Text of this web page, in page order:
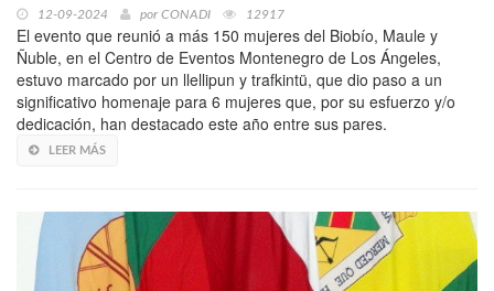
12-09-2024 por CONADI 12917
El evento que reunió a más 150 mujeres del Biobío, Maule y
Ñuble, en el Centro de Eventos Montenegro de Los Ángeles,
estuvo marcado por un llellipun y trafkintü, que dio paso a un
significativo homenaje para 6 mujeres que, por su esfuerzo y/o
dedicación, han destacado este año entre sus pares.
LEER MÁS